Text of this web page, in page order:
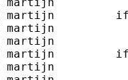
martijn
martijn
martijn
martijn
martijn